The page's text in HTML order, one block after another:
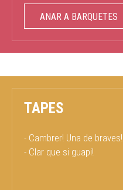
ANAR A BARQUETES
TAPES
- Cambrer! Una de braves!
- Clar que si guapi!